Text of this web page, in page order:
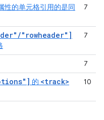
性的单元格引用的是同
7
"rowheader"] 7
7
的 <track> 10